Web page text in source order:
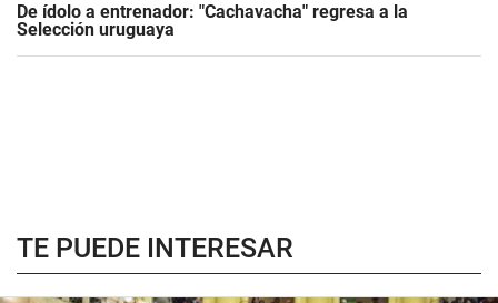
De ídolo a entrenador: "Cachavacha" regresa a la
Selección uruguaya
TE PUEDE INTERESAR